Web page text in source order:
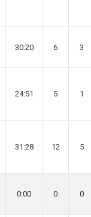
30:20 6 3
24:51 5 1
31:28 12 5
0:00 0 0